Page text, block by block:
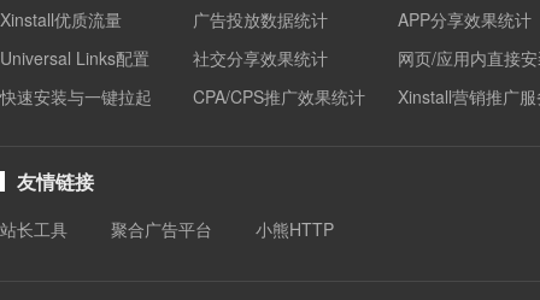
Xinstall优质流量
Universal Links配置
快速安装与一键拉起
广告投放数据统计
APP分享效果统计
社交分享效果统计
网页/应用内直接
CPA/CPS推广效果统计
Xinstall营销推广
友情链接
站长工具 聚合广告平台 小熊HTTP